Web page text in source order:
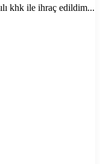
khk ile ihraç edildim...